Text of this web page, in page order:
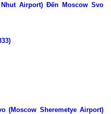
Airport) Đến Moscow Svo
(Moscow Sheremetye Airport)